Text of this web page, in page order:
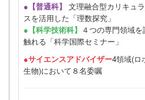
●【普通科】 文理融合型カリキュ
スを活用した「理数探究」
●【科学技術科】 ４つの専門領域
触れる「科学国際セミナー」
●サイエンスアドバイザー4領域(ロ
生物)において８名委嘱